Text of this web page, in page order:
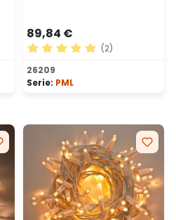
89,84 €
Valutazione media di 5 su
(2)
26209
Serie: PML